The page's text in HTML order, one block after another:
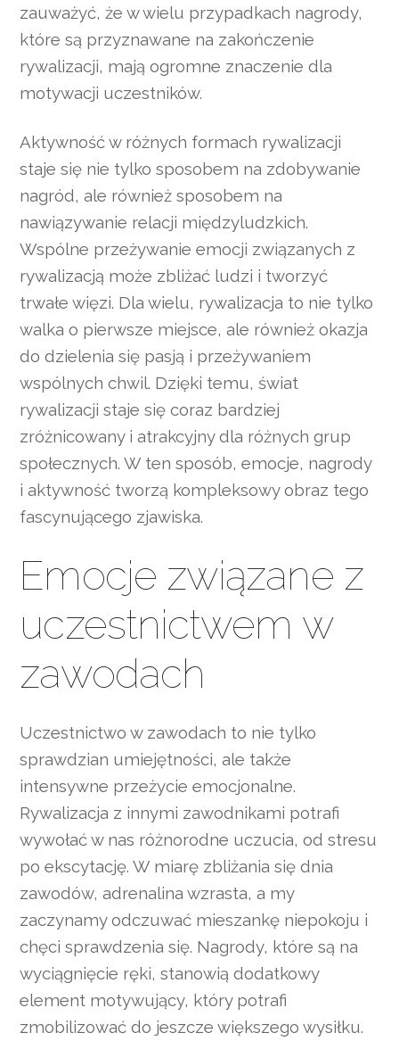
zauważyć, że w wielu przypadkach nagrody,
które są przyznawane na zakończenie
rywalizacji, mają ogromne znaczenie dla
motywacji uczestników.
Aktywność w różnych formach rywalizacji
staje się nie tylko sposobem na zdobywanie
nagród, ale również sposobem na
nawiązywanie relacji międzyludzkich.
Wspólne przeżywanie emocji związanych z
rywalizacją może zbliżać ludzi i tworzyć
trwałe więzi. Dla wielu, rywalizacja to nie tylko
walka o pierwsze miejsce, ale również okazja
do dzielenia się pasją i przeżywaniem
wspólnych chwil. Dzięki temu, świat
rywalizacji staje się coraz bardziej
zróżnicowany i atrakcyjny dla różnych grup
społecznych. W ten sposób, emocje, nagrody
i aktywność tworzą kompleksowy obraz tego
fascynującego zjawiska.
Emocje związane z
uczestnictwem w
zawodach
Uczestnictwo w zawodach to nie tylko
sprawdzian umiejętności, ale także
intensywne przeżycie emocjonalne.
Rywalizacja z innymi zawodnikami potrafi
wywołać w nas różnorodne uczucia, od stresu
po ekscytację. W miarę zbliżania się dnia
zawodów, adrenalina wzrasta, a my
zaczynamy odczuwać mieszankę niepokoju i
chęci sprawdzenia się. Nagrody, które są na
wyciągnięcie ręki, stanowią dodatkowy
element motywujący, który potrafi
zmobilizować do jeszcze większego wysiłku.